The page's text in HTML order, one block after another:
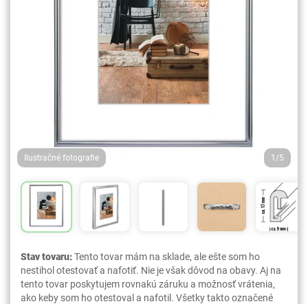
Ilustračné fotografie 1/5
Stav tovaru:Tento tovar mám na sklade, ale ešte som ho
nestihol otestovať a nafotiť. Nie je však dôvod na obavy. Aj na
tento tovar poskytujem rovnakú záruku a možnosť vrátenia,
ako keby som ho otestoval a nafotil. Všetky takto označené